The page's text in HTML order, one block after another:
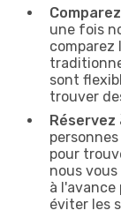
une fois
comparez
sont
trouver
Réservez
pour
nous
à l'avance
éviter les